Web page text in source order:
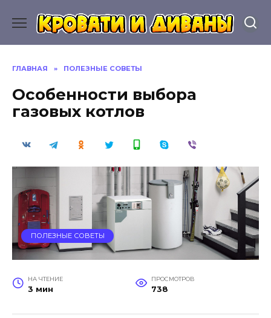
содержанию
ГЛАВНАЯ » ПОЛЕЗНЫЕ СОВЕТЫ
Особенности выбора
газовых котлов
ПОЛЕЗНЫЕ СОВЕТЫ
НА ЧТЕНИЕ
3 мин
ПРОСМОТРОВ
738